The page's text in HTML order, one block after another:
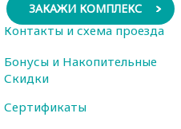
ЗАКАЖИ КОМПЛЕКС
Контакты и схема проезда
Бонусы и Накопительные
Скидки
Сертификаты